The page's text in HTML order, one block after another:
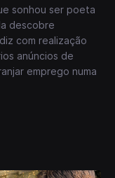
sonhou ser poeta
descobre
com realização
anúncios de
emprego numa